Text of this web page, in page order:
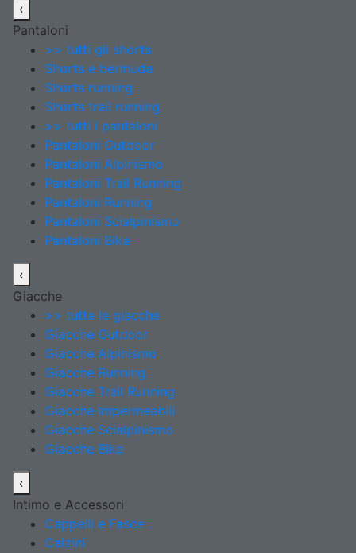
‹
Pantaloni
>> tutti gli shorts
Shorts e bermuda
Shorts running
Shorts trail running
>> tutti i pantaloni
Pantaloni Outdoor
Pantaloni Alpinismo
Pantaloni Trail Running
Pantaloni Running
Pantaloni Scialpinismo
Pantaloni Bike
‹
Giacche
>> tutte le giacche
Giacche Outdoor
Giacche Alpinismo
Giacche Running
Giacche Trail Running
Giacche Impermeabili
Giacche Scialpinismo
Giacche Bike
‹
Intimo e Accessori
Cappelli e Fasce
Calzini